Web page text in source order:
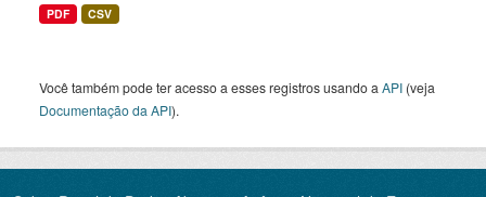
PDF CSV
Você também pode ter acesso a esses registros usando a API (veja
Documentação da API).